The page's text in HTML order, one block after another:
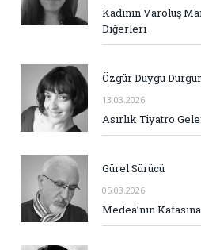
Kadının Varoluş
Diğerleri
Özgür Duygu
13.03.2026
Asırlık Tiyatro
Gürel Sürücü
05.03.2026
Medea’nın